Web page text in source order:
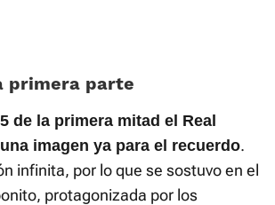
primera parte
de la primera mitad el Real
imagen ya para el recuerdo.
infinita, por lo que se sostuvo en el
protagonizada por los